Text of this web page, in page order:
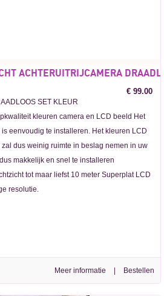
ACHTERUITRIJCAMERA
€ 99.00
SET KLEUR
kleuren camera en LCD beeld Het
eenvoudig te installeren. Het kleuren LCD
dus weinig ruimte in beslag nemen in uw
makkelijk en snel te installeren
tot maar liefst 10 meter Superplat LCD
resolutie.
Meer informatie |